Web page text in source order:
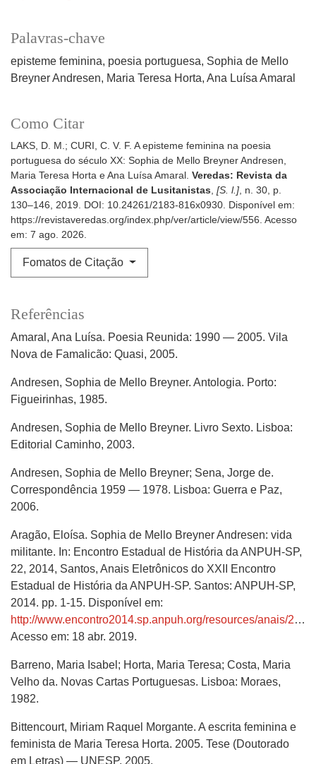
Palavras-chave
episteme feminina poesia portuguesa Sophia de Mello
Breyner Andresen
Maria Teresa Horta Ana Luísa Amaral
Como Citar
LAKS, D. M.; CURI, C. V. F. A episteme feminina na poesia
portuguesa do século XX: Sophia de Mello Breyner Andresen,
Maria Teresa Horta e Ana Luísa Amaral. Veredas: Revista da
Associação Internacional de Lusitanistas, [S. l.], n. 30, p.
130–146, 2019. DOI: 10.24261/2183-816x0930. Disponível em:
https://revistaveredas.org/index.php/ver/article/view/556. Acesso
em: 7 ago. 2026.
Fomatos de Citação
Referências
Amaral, Ana Luísa. Poesia Reunida: 1990 — 2005. Vila
Nova de Famalicão: Quasi, 2005.
Andresen, Sophia de Mello Breyner. Antologia. Porto:
Figueirinhas, 1985.
Andresen, Sophia de Mello Breyner. Livro Sexto. Lisboa:
Editorial Caminho, 2003.
Andresen, Sophia de Mello Breyner; Sena, Jorge de.
Correspondência 1959 — 1978. Lisboa: Guerra e Paz,
2006.
Aragão, Eloísa. Sophia de Mello Breyner Andresen: vida
militante. In: Encontro Estadual de História da ANPUH-SP,
22, 2014, Santos, Anais Eletrônicos do XXII Encontro
Estadual de História da ANPUH-SP. Santos: ANPUH-SP,
2014. pp. 1-15. Disponível em:
http://www.encontro2014.sp.anpuh.org/resources/anais/29/1406766054_ARQUIVO_ELOISAARAGAOARTANPUH2014SANTOS30JUL2014.pdf
Acesso em: 18 abr. 2019.
Barreno, Maria Isabel; Horta, Maria Teresa; Costa, Maria
Velho da. Novas Cartas Portuguesas. Lisboa: Moraes,
1982.
Bittencourt, Miriam Raquel Morgante. A escrita feminina e
feminista de Maria Teresa Horta. 2005. Tese (Doutorado
em Letras) — UNESP, 2005.